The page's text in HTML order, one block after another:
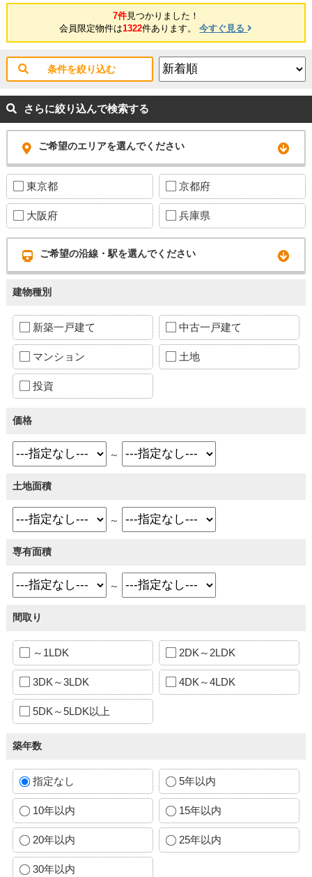
7件見つかりました！
会員限定物件は1322件あります。今すぐ見る
条件を絞り込む
さらに絞り込んで検索する
ご希望のエリアを選んでください
東京都 京都府
大阪府 兵庫県
ご希望の沿線・駅を選んでください
建物種別
新築一戸建て 中古一戸建て
マンション 土地
投資
価格
～
土地面積
～
専有面積
～
間取り
～1LDK 2DK～2LDK
3DK～3LDK 4DK～4LDK
5DK～5LDK以上
築年数
指定なし 5年以内
10年以内 15年以内
20年以内 25年以内
30年以内